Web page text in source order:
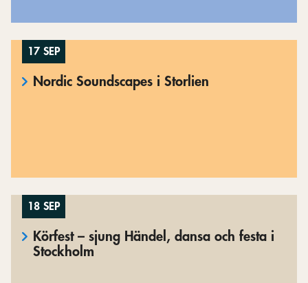
17 SEP
Nordic Soundscapes i Storlien
18 SEP
Körfest – sjung Händel, dansa och festa i
Stockholm